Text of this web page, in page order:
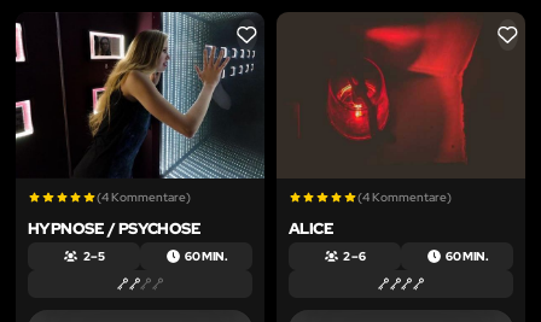
LIKE
(4 Kommentare)
HYPNOSE / PSYCHOSE
2 – 5 60 MIN.
LIKE
(4 Kommentare)
ALICE
2 – 6 60 MIN.